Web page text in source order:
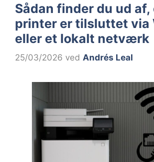
Sådan finder du ud af,
printer er tilsluttet via
eller et lokalt netværk
25/03/2026 ved Andrés Leal